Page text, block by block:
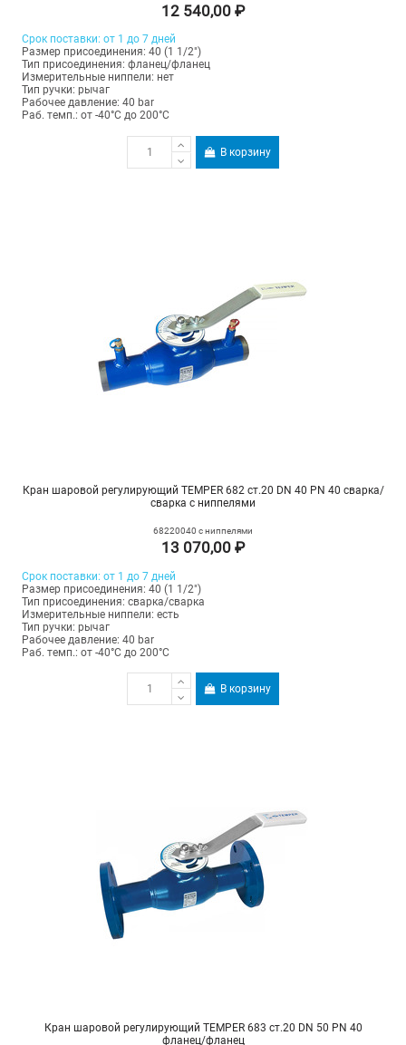
12 540,00 ₽
Срок поставки: от 1 до 7 дней
Размер присоединения: 40 (1 1/2")
Тип присоединения: фланец/фланец
Измерительные ниппели: нет
Тип ручки: рычаг
Рабочее давление: 40 bar
Раб. темп.: от -40°C до 200°C
В корзину
Кран шаровой регулирующий TEMPER 682 ст.20 DN 40 PN 40 сварка/
сварка с ниппелями
68220040 с ниппелями
13 070,00 ₽
Срок поставки: от 1 до 7 дней
Размер присоединения: 40 (1 1/2")
Тип присоединения: сварка/сварка
Измерительные ниппели: есть
Тип ручки: рычаг
Рабочее давление: 40 bar
Раб. темп.: от -40°C до 200°C
В корзину
Кран шаровой регулирующий TEMPER 683 ст.20 DN 50 PN 40
фланец/фланец